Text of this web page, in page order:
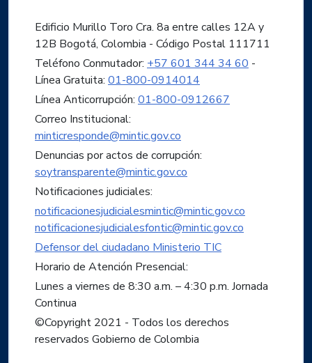
Edificio Murillo Toro Cra. 8a entre calles 12A y
12B Bogotá, Colombia - Código Postal 111711
Teléfono Conmutador: +57 601 344 34 60 -
Línea Gratuita: 01-800-0914014
Línea Anticorrupción: 01-800-0912667
Correo Institucional:
minticresponde@mintic.gov.co
Denuncias por actos de corrupción:
soytransparente@mintic.gov.co
Notificaciones judiciales:
notificacionesjudicialesmintic@mintic.gov.co
notificacionesjudicialesfontic@mintic.gov.co
Defensor del ciudadano Ministerio TIC
Horario de Atención Presencial:
Lunes a viernes de 8:30 a.m. – 4:30 p.m. Jornada
Continua
©Copyright 2021 - Todos los derechos
reservados Gobierno de Colombia